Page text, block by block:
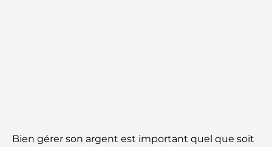
Bien gérer son argent est important quel que soit